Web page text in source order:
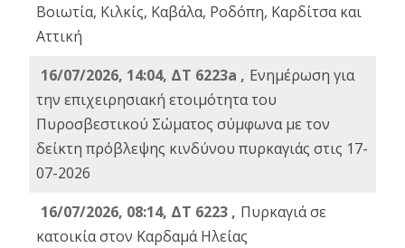
Βοιωτία, Κιλκίς, Καβάλα, Ροδόπη, Καρδίτσα και
Αττική
16/07/2026, 14:04, ΔΤ 6223a , Ενημέρωση για
την επιχειρησιακή ετοιμότητα του
Πυροσβεστικού Σώματος σύμφωνα με τον
δείκτη πρόβλεψης κινδύνου πυρκαγιάς στις 17-
07-2026
16/07/2026, 08:14, ΔΤ 6223 , Πυρκαγιά σε
κατοικία στον Καρδαμά Ηλείας